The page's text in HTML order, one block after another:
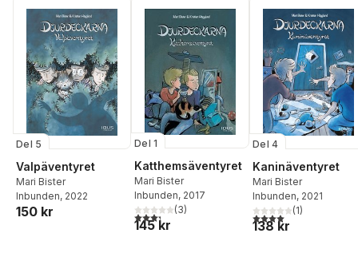
Del 5
Valpäventyret
Mari Bister
Inbunden, 2022
150 kr
Del 1
Katthemsäventyret
Mari Bister
Inbunden, 2017
3,3utav 5 stjärnor. Totalt antal röster:
(3)
145 kr
Del 4
Kaninäventyret
Mari Bister
Inbunden, 2021
4,0utav 5 stjärnor.
(1)
138 kr